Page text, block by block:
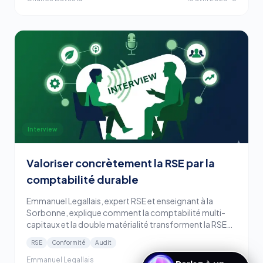
Interview
Valoriser concrètement la RSE par la
comptabilité durable
Emmanuel Legallais, expert RSE et enseignant à la
Sorbonne, explique comment la comptabilité multi-
capitaux et la double matérialité transforment la RSE
en levier de performance concret pour les entreprises.
RSE Conformité Audit
Emmanuel Legallais 19 mai 2025